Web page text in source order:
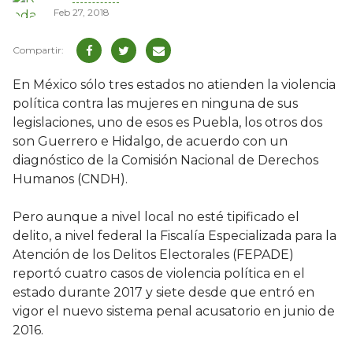
Feb 27, 2018
En México sólo tres estados no atienden la violencia
política contra las mujeres en ninguna de sus
legislaciones, uno de esos es Puebla, los otros dos
son Guerrero e Hidalgo, de acuerdo con un
diagnóstico de la Comisión Nacional de Derechos
Humanos (CNDH).
Pero aunque a nivel local no esté tipificado el
delito, a nivel federal la Fiscalía Especializada para la
Atención de los Delitos Electorales (FEPADE)
reportó cuatro casos de violencia política en el
estado durante 2017 y siete desde que entró en
vigor el nuevo sistema penal acusatorio en junio de
2016.